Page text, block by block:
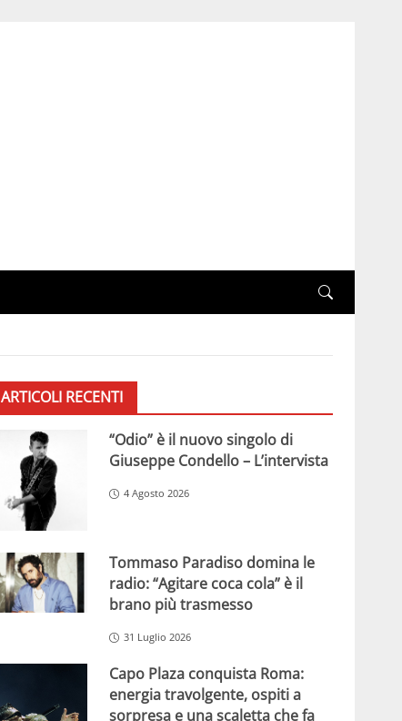
ARTICOLI RECENTI
“Odio” è il nuovo singolo di
Giuseppe Condello – L’intervista
4 Agosto 2026
Tommaso Paradiso domina le
radio: “Agitare coca cola” è il
brano più trasmesso
31 Luglio 2026
Capo Plaza conquista Roma:
energia travolgente, ospiti a
sorpresa e una scaletta che fa